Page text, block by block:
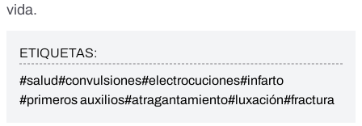
vida.
ETIQUETAS:
#salud#convulsiones#electrocuciones#infarto
#primeros auxilios#atragantamiento#luxación#fractura